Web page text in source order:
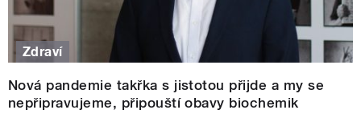
Zdraví
Nová pandemie takřka s jistotou přijde a my se
nepřipravujeme, připouští obavy biochemik